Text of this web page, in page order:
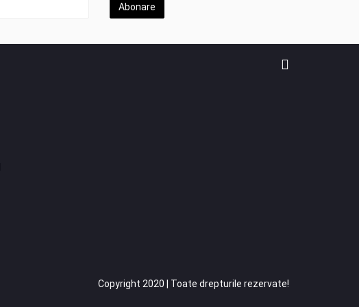
Abonare
Copyright 2020 | Toate drepturile rezervate!